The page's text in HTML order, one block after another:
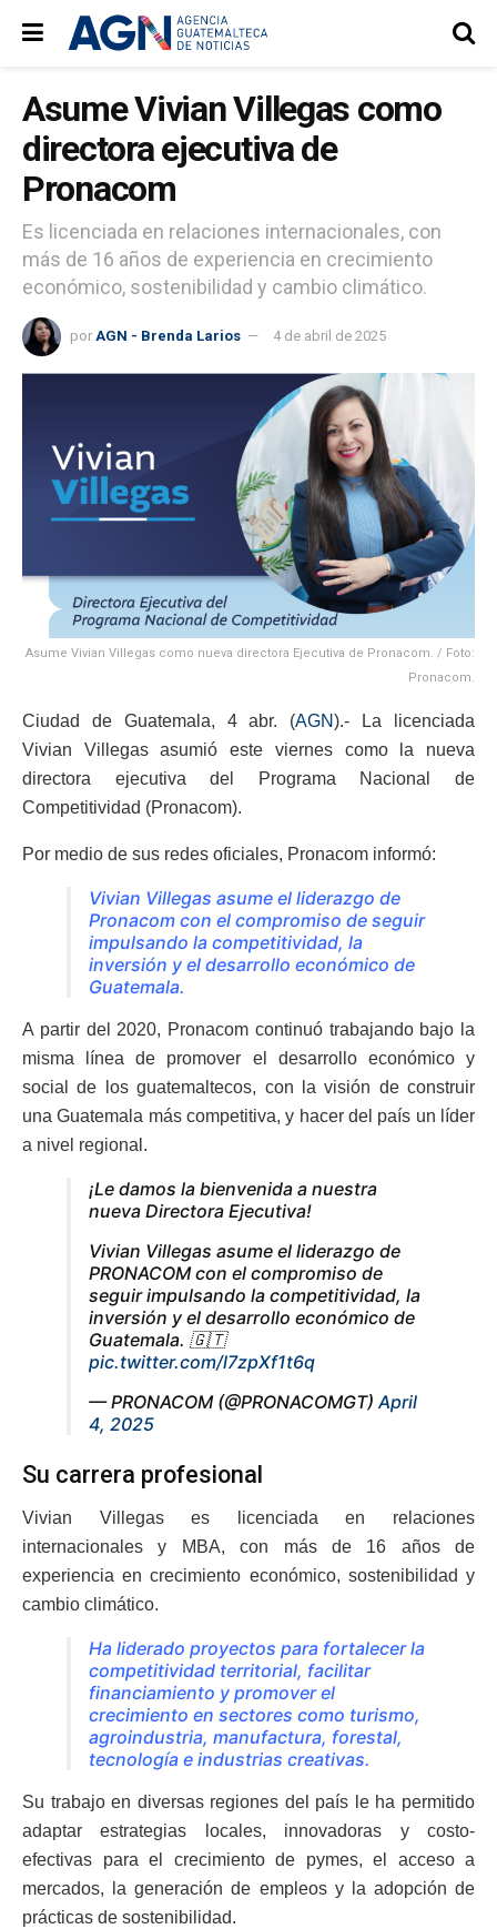
Asume Vivian Villegas como
directora ejecutiva de
Pronacom
Es licenciada en relaciones internacionales, con
más de 16 años de experiencia en crecimiento
económico, sostenibilidad y cambio climático.
por AGN - Brenda Larios 4 de abril de 2025
Asume Vivian Villegas como nueva directora Ejecutiva de Pronacom. / Foto:
Pronacom.
Ciudad de Guatemala, 4 abr. (AGN).- La licenciada
Vivian Villegas asumió este viernes como la nueva
directora ejecutiva del Programa Nacional de
Competitividad (Pronacom).
Por medio de sus redes oficiales, Pronacom informó:
Vivian Villegas asume el liderazgo de
Pronacom con el compromiso de seguir
impulsando la competitividad, la
inversión y el desarrollo económico de
Guatemala.
A partir del 2020, Pronacom continuó trabajando bajo la
misma línea de promover el desarrollo económico y
social de los guatemaltecos, con la visión de construir
una Guatemala más competitiva, y hacer del país un líder
a nivel regional.
¡Le damos la bienvenida a nuestra
nueva Directora Ejecutiva!
Vivian Villegas asume el liderazgo de
PRONACOM con el compromiso de
seguir impulsando la competitividad, la
inversión y el desarrollo económico de
Guatemala. 🇬🇹
pic.twitter.com/l7zpXf1t6q
— PRONACOM (@PRONACOMGT) April
4, 2025
Su carrera profesional
Vivian Villegas es licenciada en relaciones
internacionales y MBA, con más de 16 años de
experiencia en crecimiento económico, sostenibilidad y
cambio climático.
Ha liderado proyectos para fortalecer la
competitividad territorial, facilitar
financiamiento y promover el
crecimiento en sectores como turismo,
agroindustria, manufactura, forestal,
tecnología e industrias creativas.
Su trabajo en diversas regiones del país le ha permitido
adaptar estrategias locales, innovadoras y costo-
efectivas para el crecimiento de pymes, el acceso a
mercados, la generación de empleos y la adopción de
prácticas de sostenibilidad.